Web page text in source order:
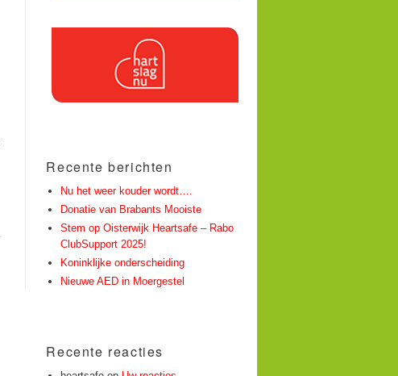
Recente berichten
Nu het weer kouder wordt….
Donatie van Brabants Mooiste
Stem op Oisterwijk Heartsafe – Rabo
ClubSupport 2025!
Koninklijke onderscheiding
Nieuwe AED in Moergestel
Recente reacties